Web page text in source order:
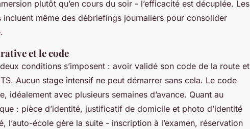
plutôt qu’en cours du soir - l’efficacité est décuplée. Les
même des débriefings journaliers pour consolider
et le code
conditions s’imposent : avoir validé son code de la route et
Aucun stage intensif ne peut démarrer sans cela. Le code
idéalement avec plusieurs semaines d’avance. Quant au
: pièce d’identité, justificatif de domicile et photo d’identité
l’auto-école gère la suite - inscription à l’examen, réservation